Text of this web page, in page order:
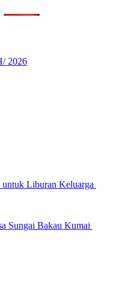
2026
Liburan Keluarga
Sungai Bakau Kumai